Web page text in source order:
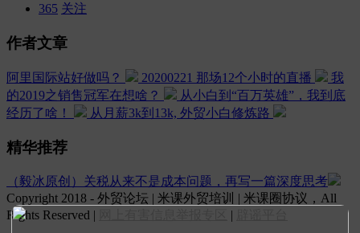
365 关注
作者文章
阿里国际站好做吗？ 20200221 那场12个小时的直播
我
的2019之销售冠军在想啥？
从小白到“百万英雄”，我到底
经历了啥！
从月薪3k到13k, 外贸小白修炼路
精华推荐
（毅冰原创）关税从来不是成本问题，再写一篇深度思考
Copyright 2018 - 外贸论坛 | 米课外贸培训 | 米课圈协议，All
Rights Reserved |
|